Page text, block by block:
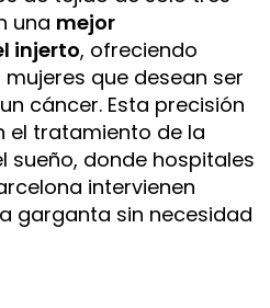
una mejor
injerto, ofreciendo
que desean ser
cáncer. Esta precisión
el tratamiento de la
sueño, donde hospitales
intervienen
garganta sin necesidad